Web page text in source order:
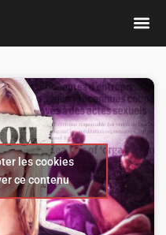
les cookies
ce contenu